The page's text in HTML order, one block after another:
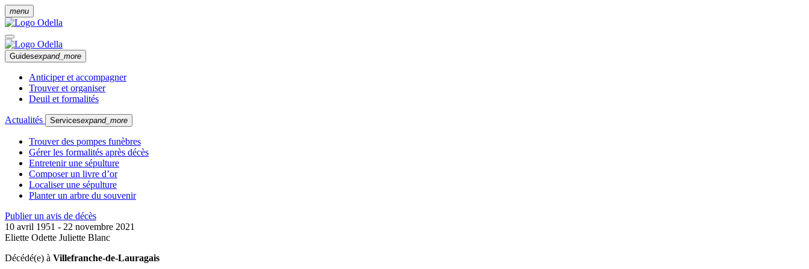
menu
Guidesexpand_more
Anticiper et accompagner
Trouver et organiser
Deuil et formalités
Actualités Servicesexpand_more
Trouver des pompes funèbres
Gérer les formalités après décès
Entretenir une sépulture
Composer un livre d’or
Localiser une sépulture
Planter un arbre du souvenir
Publier un avis de décès
10 avril 1951 - 22 novembre 2021
Eliette Odette Juliette Blanc
Décédé(e) à Villefranche-de-Lauragais